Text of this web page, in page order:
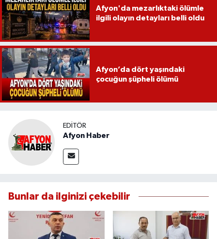
Afyon'da mezarlıktaki ölümle
ilgili olayın detayları belli oldu
Afyon’da dört yaşındaki
çocuğun şüpheli ölümü
EDITÖR
Afyon Haber
Bunlar da ilginizi çekebilir